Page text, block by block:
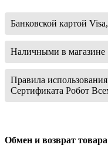
Банковской картой
Наличными в магазине
Правила
Сертификата Робот
Обмен и возврат товара